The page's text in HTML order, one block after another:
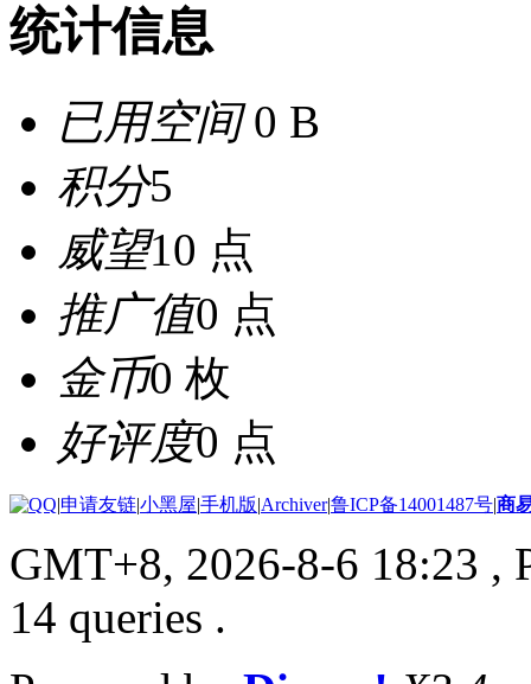
统计信息
已用空间0 B
积分5
威望10 点
推广值0 点
金币0 枚
好评度0 点
|申请友链|小黑屋|手机版|Archiver|鲁ICP备14001487号|商
GMT+8, 2026-8-6 18:23 ,
14 queries .